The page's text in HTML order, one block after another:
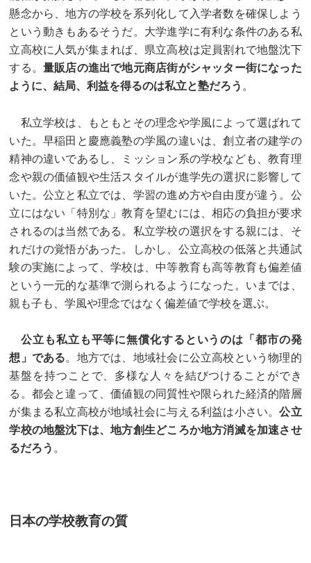
懸念から、地方の学校を系列化して入学者数を確保しよう
という動きもあるそうだ。大学進学に有利な条件のある私
立高校に人気が集まれば、県立高校は定員割れで地盤沈下
する。量販店の進出で地元商店街がシャッター街になった
ように、結局、利益を得るのは私立と塾だろう 。
私立学校は、もともとその理念や学風によって選ばれて
いた。早稲田と慶應義塾の学風の違いは、創立者の建学の
精神の違いであるし、ミッション系の学校なども、教育理
念や親の価値観や生活スタイルが進学先の選択に影響して
いた。公立と私立では、学習の進め方や自由度が違う。公
立にはない「特別な」教育を望むには、相応の負担が要求
されるのは当然である。私立学校の選択をする親には、そ
れだけの覚悟があった。しかし、公立高校の低落と共通試
験の実施によって、学校は、中等教育も高等教育も偏差値
という一元的な基準で測られるようになった。いまでは、
親も子も、学風や理念ではなく偏差値で学校を選ぶ。
公立も私立も平等に無償化するというのは「都市の発
想」である。地方では、地域社会に公立高校という物理的
基盤を持つことで、多様な人々を結びつけることができ
る。都会と違って、価値観の同質性や限られた経済的階層
が集まる私立高校が地域社会に与える利益は小さい。公立
学校の地盤沈下は、地方創生どころか地方消滅を加速させ
るだろう 。
日本の学校教育の質